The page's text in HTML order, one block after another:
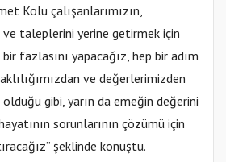
Kolu çalışanlarımızın,
taleplerini yerine getirmek için
fazlasını yapacağız, hep bir adım
ve değerlerimizden
olduğu gibi, yarın da emeğin değerini
sorunlarının çözümü için
şeklinde konuştu.